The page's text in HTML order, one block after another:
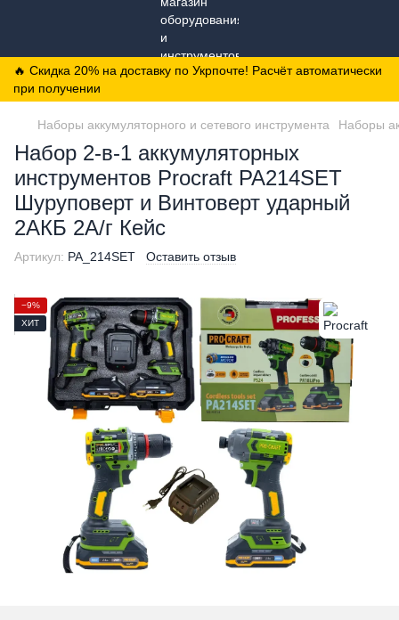
🔥 Скидка 20% на доставку по Укрпочте! Расчёт автоматически
при получении
Наборы аккумуляторного и сетевого инструмента Наборы
Набор 2-в-1 аккумуляторных
инструментов Procraft PA214SET
Шуруповерт и Винтоверт ударный
2АКБ 2А/г Кейс
Артикул: PA_214SET Оставить отзыв
−9%
ХИТ